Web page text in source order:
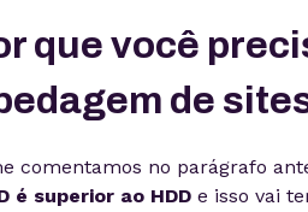
que você
de
comentamos no parágrafo
é superior ao HDD e isso vai